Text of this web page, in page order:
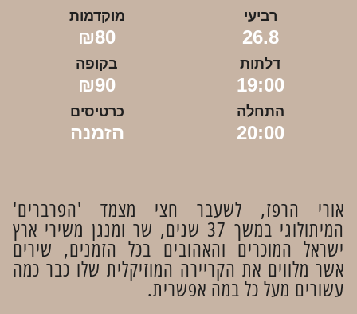
רביעי
26.8
מוקדמות
₪80
דלתות
19:00
בקופה
₪90
התחלה
20:00
כרטיסים
הזמנה
אורי הרפז, לשעבר חצי מצמד 'הפרברים'
המיתולוגי במשך 37 שנים, שר ומנגן משירי ארץ
ישראל המוכרים והאהובים בכל הזמנים, שירים
אשר מלווים את הקריירה המוזיקלית שלו כבר כמה
עשורים מעל כל במה אפשרית.